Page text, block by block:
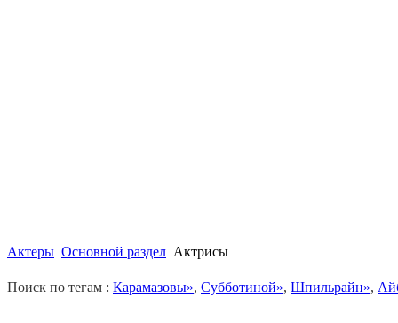
Актеры Основной раздел Актрисы
Поиск по тегам : Карамазовы», Субботиной», Шпильрайн»,